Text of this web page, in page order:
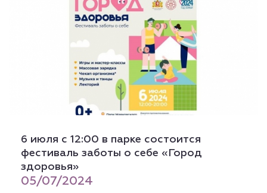
6 июля с 12:00 в парке состоится
фестиваль заботы о себе «Город
здоровья»
05/07/2024